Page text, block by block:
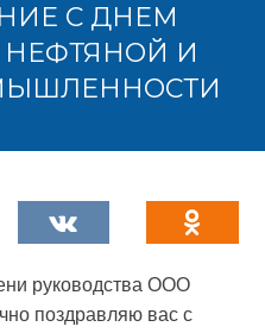
С ДНЕМ
И
руководства ООО
поздравляю вас с